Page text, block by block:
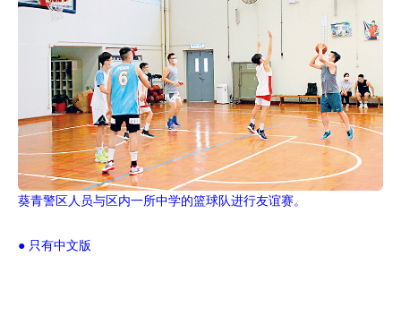
葵青警区人员与区内一所中学的篮球队进行友谊赛。
● 只有中文版